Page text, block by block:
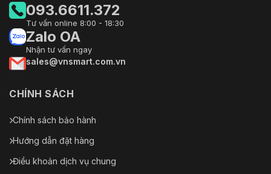
093.6611.372
Tư vấn online 8:00 - 18:30
Zalo OA
Nhận tư vấn ngay
sales@vnsmart.com.vn
CHÍNH SÁCH
Chính sách bảo hành
Hướng dẫn đặt hàng
Điều khoản dịch vụ chung